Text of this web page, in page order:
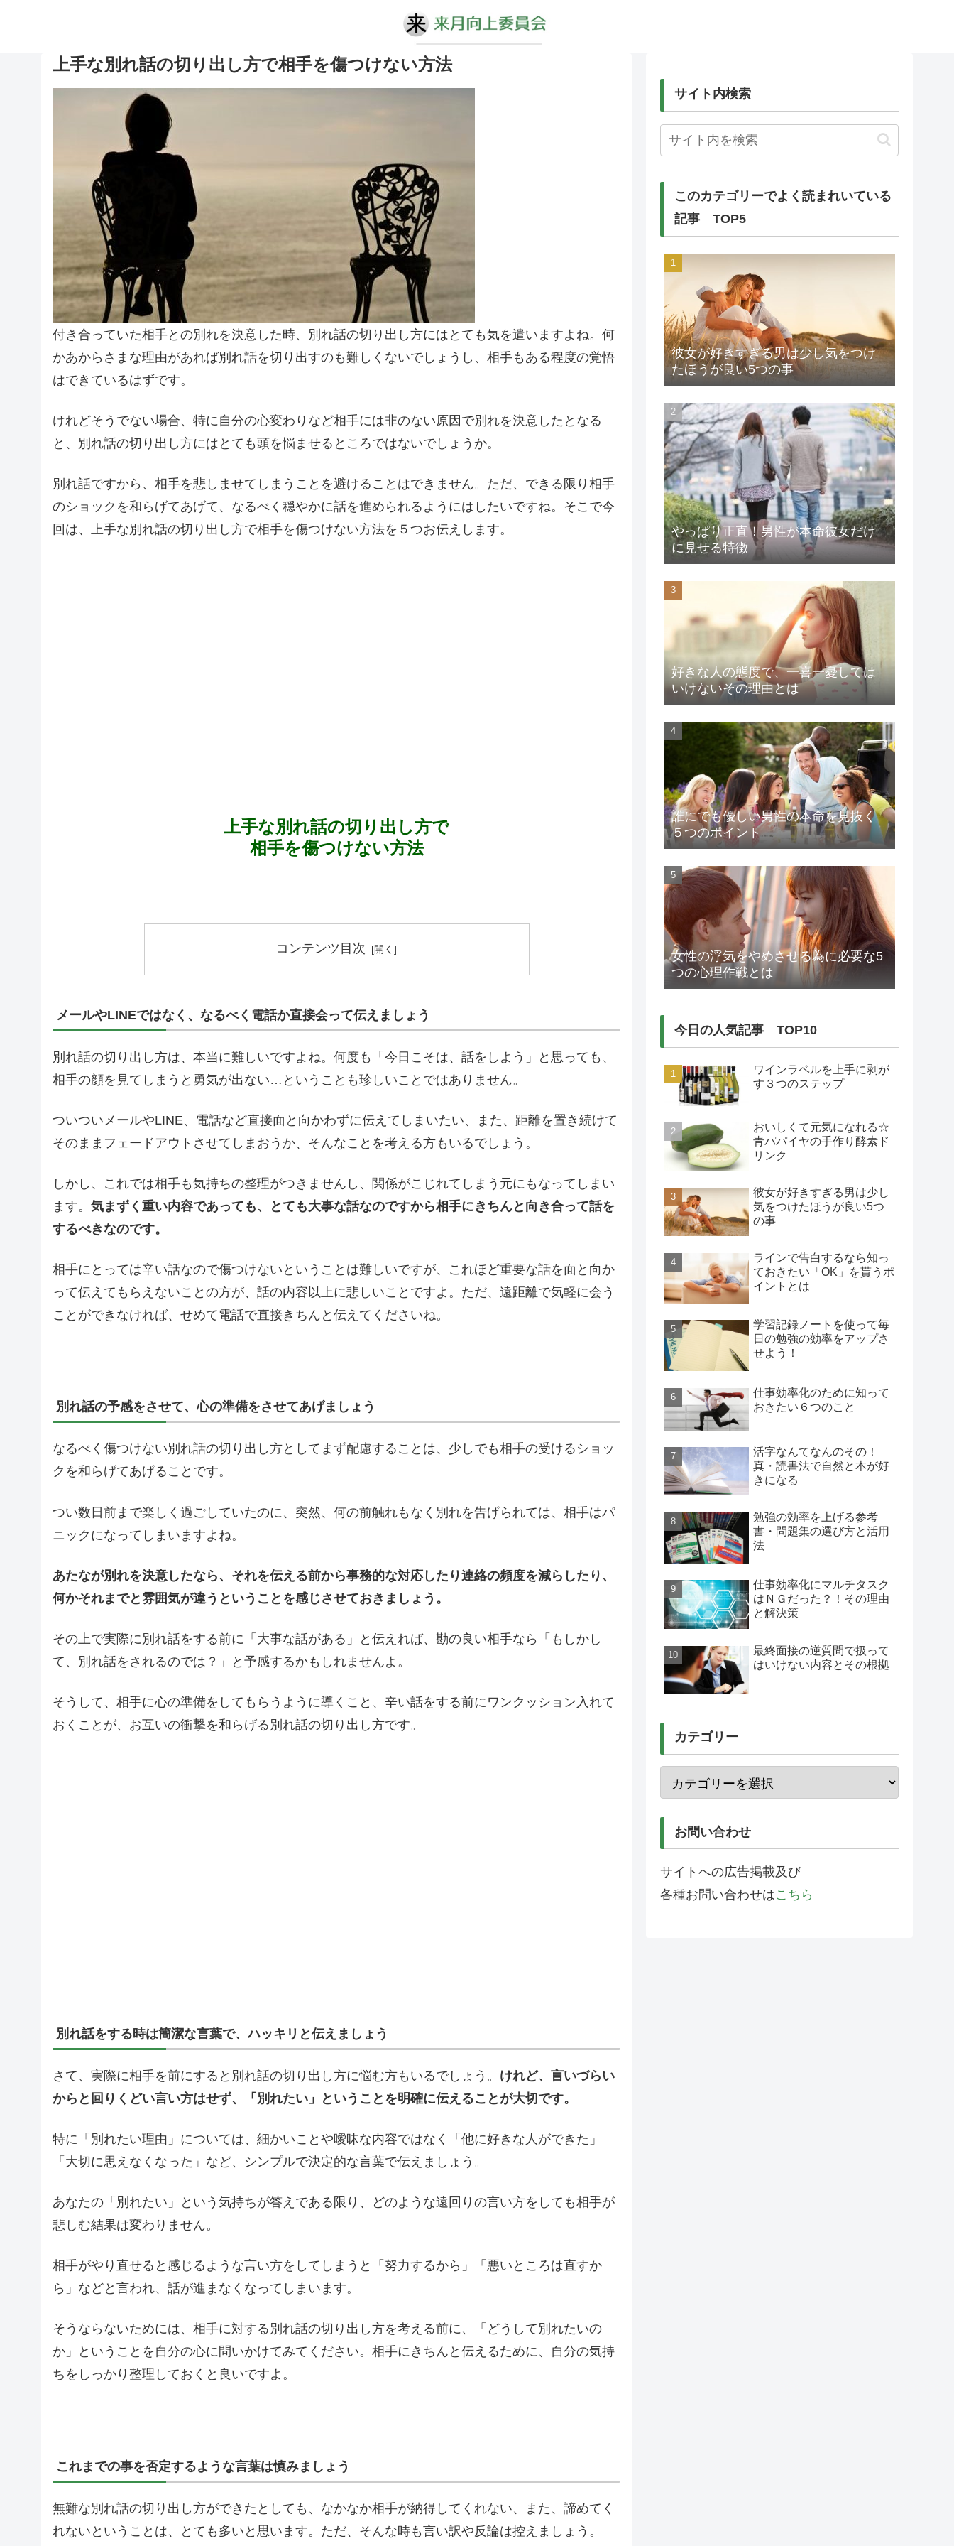
上手な別れ話の切り出し方で相手を傷つけない方法
付き合っていた相手との別れを決意した時、別れ話の切り出し方にはとても気を遣いますよね。何
かあからさまな理由があれば別れ話を切り出すのも難しくないでしょうし、相手もある程度の覚悟
はできているはずです。
けれどそうでない場合、特に自分の心変わりなど相手には非のない原因で別れを決意したとなる
と、別れ話の切り出し方にはとても頭を悩ませるところではないでしょうか。
別れ話ですから、相手を悲しませてしまうことを避けることはできません。ただ、できる限り相手
のショックを和らげてあげて、なるべく穏やかに話を進められるようにはしたいですね。そこで今
回は、上手な別れ話の切り出し方で相手を傷つけない方法を５つお伝えします。
上手な別れ話の切り出し方で
相手を傷つけない方法
コンテンツ目次
メールやLINEではなく、なるべく電話か直接会って伝えましょう
別れ話の切り出し方は、本当に難しいですよね。何度も「今日こそは、話をしよう」と思っても、
相手の顔を見てしまうと勇気が出ない…ということも珍しいことではありません。
ついついメールやLINE、電話など直接面と向かわずに伝えてしまいたい、また、距離を置き続けて
そのままフェードアウトさせてしまおうか、そんなことを考える方もいるでしょう。
しかし、これでは相手も気持ちの整理がつきませんし、関係がこじれてしまう元にもなってしまい
ます。 気まずく重い内容であっても、とても大事な話なのですから相手にきちんと向き合って話を
するべきなのです。
相手にとっては辛い話なので傷つけないということは難しいですが、これほど重要な話を面と向か
って伝えてもらえないことの方が、話の内容以上に悲しいことですよ。ただ、遠距離で気軽に会う
ことができなければ、せめて電話で直接きちんと伝えてくださいね。
別れ話の予感をさせて、心の準備をさせてあげましょう
なるべく傷つけない別れ話の切り出し方としてまず配慮することは、少しでも相手の受けるショッ
クを和らげてあげることです。
つい数日前まで楽しく過ごしていたのに、突然、何の前触れもなく別れを告げられては、相手はパ
ニックになってしまいますよね。
あたなが別れを決意したなら、それを伝える前から事務的な対応したり連絡の頻度を減らしたり、
何かそれまでと雰囲気が違うということを感じさせておきましょう。
その上で実際に別れ話をする前に「大事な話がある」と伝えれば、勘の良い相手なら「もしかし
て、別れ話をされるのでは？」と予感するかもしれませんよ。
そうして、相手に心の準備をしてもらうように導くこと、辛い話をする前にワンクッション入れて
おくことが、お互いの衝撃を和らげる別れ話の切り出し方です。
別れ話をする時は簡潔な言葉で、ハッキリと伝えましょう
さて、実際に相手を前にすると別れ話の切り出し方に悩む方もいるでしょう。 けれど、言いづらい
からと回りくどい言い方はせず、「別れたい」ということを明確に伝えることが大切です。
特に「別れたい理由」については、細かいことや曖昧な内容ではなく「他に好きな人ができた」
「大切に思えなくなった」など、シンプルで決定的な言葉で伝えましょう。
あなたの「別れたい」という気持ちが答えである限り、どのような遠回りの言い方をしても相手が
悲しむ結果は変わりません。
相手がやり直せると感じるような言い方をしてしまうと「努力するから」「悪いところは直すか
ら」などと言われ、話が進まなくなってしまいます。
そうならないためには、相手に対する別れ話の切り出し方を考える前に、「どうして別れたいの
か」ということを自分の心に問いかけてみてください。相手にきちんと伝えるために、自分の気持
ちをしっかり整理しておくと良いですよ。
これまでの事を否定するような言葉は慎みましょう
無難な別れ話の切り出し方ができたとしても、なかなか相手が納得してくれない、また、諦めてく
れないということは、とても多いと思います。ただ、そんな時も言い訳や反論は控えましょう。
サイト内検索
このカテゴリーでよく読まれいている
記事 TOP5
彼女が好きすぎる男は少し気をつけ
たほうが良い5つの事
やっぱり正直！男性が本命彼女だけ
に見せる特徴
好きな人の態度で、一喜一憂しては
いけないその理由とは
誰にでも優しい男性の本命を見抜く
５つのポイント
女性の浮気をやめさせる為に必要な5
つの心理作戦とは
今日の人気記事 TOP10
ワインラベルを上手に剥が
す３つのステップ
おいしくて元気になれる☆
青パパイヤの手作り酵素ド
リンク
彼女が好きすぎる男は少し
気をつけたほうが良い5つ
の事
ラインで告白するなら知っ
ておきたい「OK」を貰うポ
イントとは
学習記録ノートを使って毎
日の勉強の効率をアップさ
せよう！
仕事効率化のために知って
おきたい６つのこと
活字なんてなんのその！
真・読書法で自然と本が好
きになる
勉強の効率を上げる参考
書・問題集の選び方と活用
法
仕事効率化にマルチタスク
はＮＧだった？！その理由
と解決策
最終面接の逆質問で扱って
はいけない内容とその根拠
カテゴリー
お問い合わせ
サイトへの広告掲載及び
各種お問い合わせはこちら